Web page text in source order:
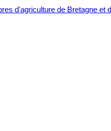
d'agriculture de Bretagne